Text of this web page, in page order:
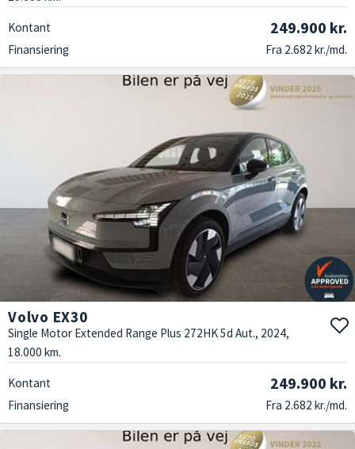
Kontant 249.900 kr.
Finansiering Fra 2.682 kr./md.
Volvo EX30
Single Motor Extended Range Plus 272HK 5d Aut., 2024,
18.000 km.
Kontant 249.900 kr.
Finansiering Fra 2.682 kr./md.